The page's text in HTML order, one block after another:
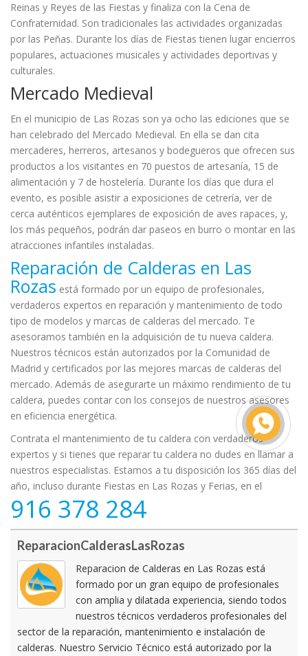
Reinas y Reyes de las Fiestas y finaliza con la Cena de
Confraternidad. Son tradicionales las actividades organizadas
por las Peñas. Durante los días de Fiestas tienen lugar encierros
populares, actuaciones musicales y actividades deportivas y
culturales.
Mercado Medieval
En el municipio de Las Rozas son ya ocho las ediciones que se
han celebrado del Mercado Medieval. En ella se dan cita
mercaderes, herreros, artesanos y bodegueros que ofrecen sus
productos a los visitantes en 70 puestos de artesanía, 15 de
alimentación y 7 de hostelería. Durante los días que dura el
evento, es posible asistir a exposiciones de cetrería, ver de
cerca auténticos ejemplares de exposición de aves rapaces, y,
los más pequeños, podrán dar paseos en burro o montar en las
atracciones infantiles instaladas.
Reparación de Calderas en Las
Rozas está formado por un equipo de profesionales,
verdaderos expertos en reparación y mantenimiento de todo
tipo de modelos y marcas de calderas del mercado. Te
asesoramos también en la adquisición de tu nueva caldera.
Nuestros técnicos están autorizados por la Comunidad de
Madrid y certificados por las mejores marcas de calderas del
mercado. Además de asegurarte un máximo rendimiento de tu
caldera, puedes contar con los consejos de nuestros asesores
en eficiencia energética.
Contrata el mantenimiento de tu caldera con verdaderos
expertos y si tienes que reparar tu caldera no dudes en llamar a
nuestros especialistas. Estamos a tu disposición los 365 días del
año, incluso durante Fiestas en Las Rozas y Ferias, en el
916 378 284
ReparacionCalderasLasRozas
Reparacion de Calderas en Las Rozas está
formado por un gran equipo de profesionales
con amplia y dilatada experiencia, siendo todos
nuestros técnicos verdaderos profesionales del
sector de la reparación, mantenimiento e instalación de
calderas. Nuestro Servicio Técnico está autorizado por la